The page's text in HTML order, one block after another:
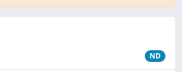
ND